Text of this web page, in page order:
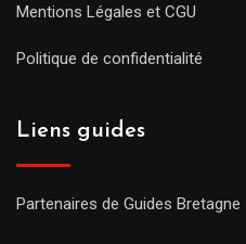
Mentions Légales et CGU
Politique de confidentialité
Liens guides
Partenaires de Guides Bretagne